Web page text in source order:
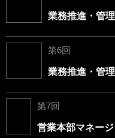
業務推進・管理
第6回
業務推進・管
第7回
営業本部マネー